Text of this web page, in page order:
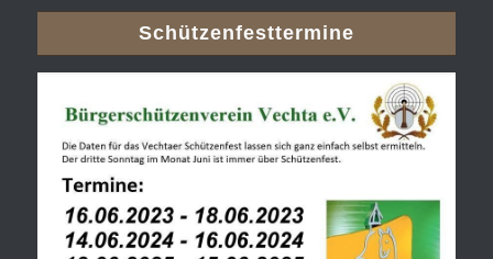
Schützenfesttermine